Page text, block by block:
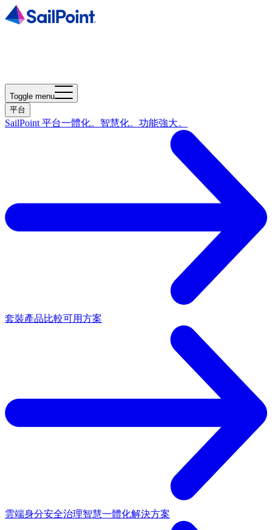
Toggle menu
平台
SailPoint 平台一體化。智慧化。功能強大。
套裝產品比較可用方案
雲端身分安全治理智慧一體化解決方案